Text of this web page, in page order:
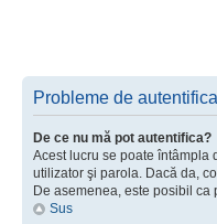
Probleme de
De ce nu mă pot autentifica?
Acest lucru se poate întâmpla
utilizator şi parola. Dacă da,
De asemenea, este posibil
Sus